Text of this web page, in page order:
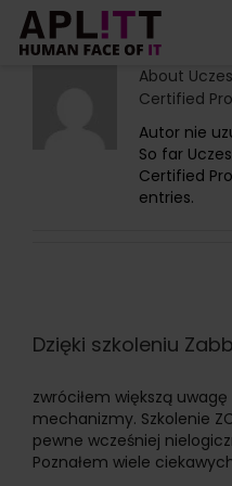
Skip
content
About
Certified
Autor nie
So far
Certified
entries.
Dzięki szkoleniu
zwróciłem większą
mechanizmy. Szkolenie
pewne wcześniej
Poznałem wiele